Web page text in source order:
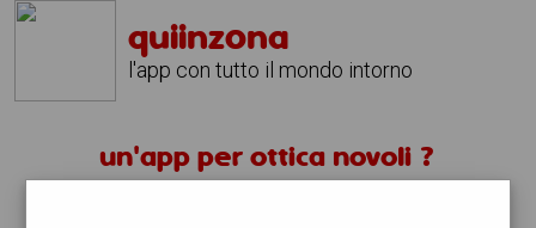
quiinzona
l'app con tutto il mondo intorno
un'app per ottica novoli ?